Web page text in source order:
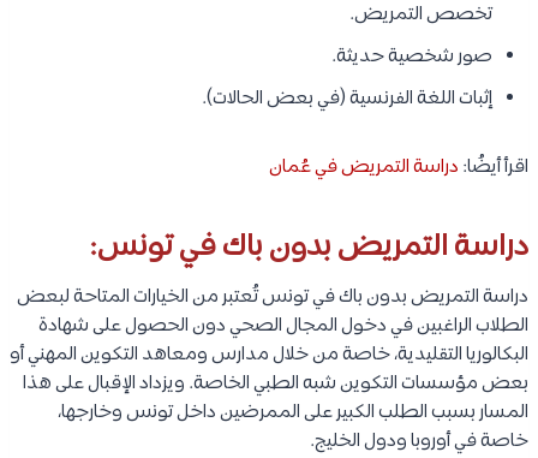
تخصص التمريض.
صور شخصية حديثة.
إثبات اللغة الفرنسية (في بعض الحالات).
اقرأ أيضُا: دراسة التمريض في عُمان
دراسة التمريض بدون باك في تونس:
دراسة التمريض بدون باك في تونس تُعتبر من الخيارات المتاحة لبعض
الطلاب الراغبين في دخول المجال الصحي دون الحصول على شهادة
البكالوريا التقليدية، خاصة من خلال مدارس ومعاهد التكوين المهني أو
بعض مؤسسات التكوين شبه الطبي الخاصة. ويزداد الإقبال على هذا
المسار بسبب الطلب الكبير على الممرضين داخل تونس وخارجها،
خاصة في أوروبا ودول الخليج.